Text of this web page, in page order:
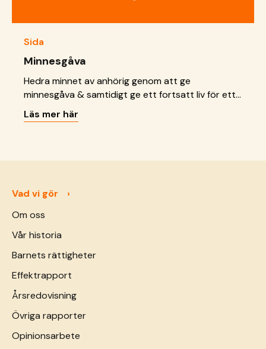
Sida
Minnesgåva
Hedra minnet av anhörig genom att ge
minnesgåva & samtidigt ge ett fortsatt liv för ett
barn! När du skänker minnesgåva skickar vi ett
minnesblad till de anhöriga.
Läs mer här
Vad vi gör
Om oss
Vår historia
Barnets rättigheter
Effektrapport
Årsredovisning
Övriga rapporter
Opinionsarbete